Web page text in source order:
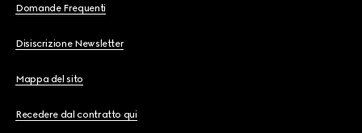
Domande Frequenti
Disiscrizione Newsletter
Mappa del sito
Recedere dal contratto qui